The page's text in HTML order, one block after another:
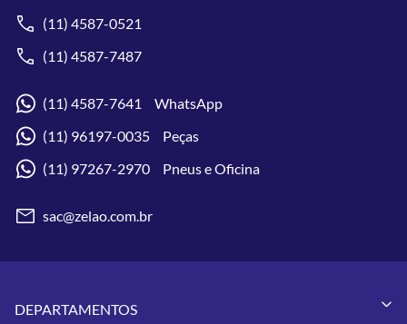
(11) 4587-0521
(11) 4587-7487
(11) 4587-7641 WhatsApp
(11) 96197-0035 Peças
(11) 97267-2970 Pneus e Oficina
sac@zelao.com.br
DEPARTAMENTOS